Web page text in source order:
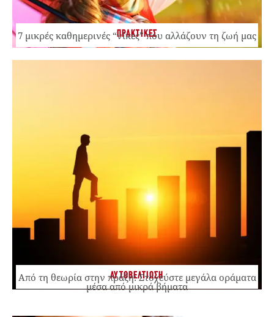
ΠΡΑΚΤΙΚΕΣ
7 μικρές καθημερινές “νίκες” που αλλάζουν τη ζωή μας
ΑΥΤΟΒΕΛΤΙΩΣΗ
Από τη θεωρία στην πράξη: Στοχεύστε μεγάλα οράματα
μέσα από μικρά βήματα